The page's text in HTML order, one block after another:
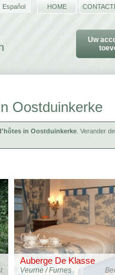
Uw
Español HOME
Oostduinkerke
in Oostduinkerke . Verander
Auberge De Klasse
Veurne / Furnes